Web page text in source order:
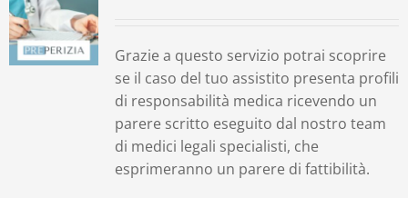
Grazie a questo servizio potrai scoprire
se il caso del tuo assistito presenta profili
di responsabilità medica ricevendo un
parere scritto eseguito dal nostro team
di medici legali specialisti, che
esprimeranno un parere di fattibilità.